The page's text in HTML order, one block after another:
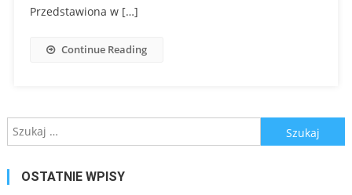
Przedstawiona w […]
Continue Reading
Szukaj:
OSTATNIE WPISY